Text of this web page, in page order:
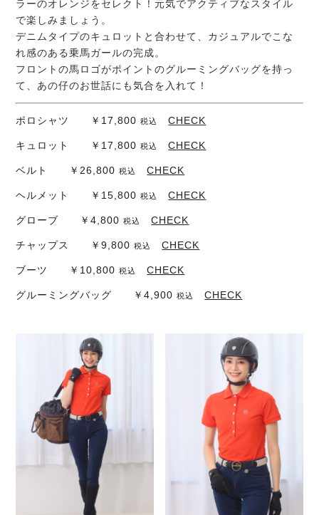
ラーのオレンジをセレクト！元気でアクティブなスタイル
で楽しみましょう。
デニムタイプのキュロットと合わせて、カジュアルでこな
れ感のある乗馬ガールの完成。
フロントの馬ロゴがポイントのグルーミングバッグを持っ
て、あの仔のお世話にも気合を入れて！
ポロシャツ ￥17,800税込 CHECK
キュロット ￥17,800税込 CHECK
ベルト ￥26,800税込 CHECK
ヘルメット ￥15,800税込 CHECK
グローブ ￥4,800税込 CHECK
チャップス ￥9,800税込 CHECK
ブーツ ￥10,800税込 CHECK
グルーミングバッグ ￥4,900税込 CHECK